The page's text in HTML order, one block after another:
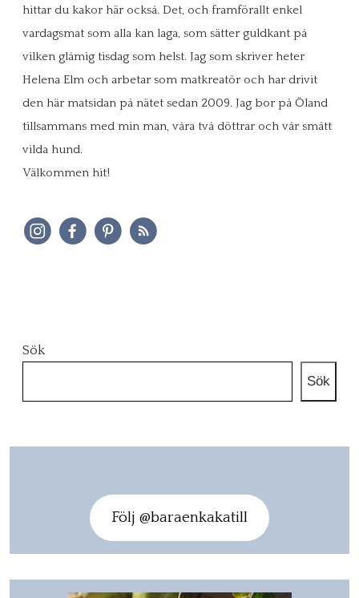
hittar du kakor här också. Det, och framförallt enkel
vardagsmat som alla kan laga, som sätter guldkant på
vilken glåmig tisdag som helst. Jag som skriver heter
Helena Elm och arbetar som matkreatör och har drivit
den här matsidan på nätet sedan 2009. Jag bor på Öland
tillsammans med min man, våra två döttrar och vår smått
vilda hund.
Välkommen hit!
Sök
Sök
Följ @baraenkakatill